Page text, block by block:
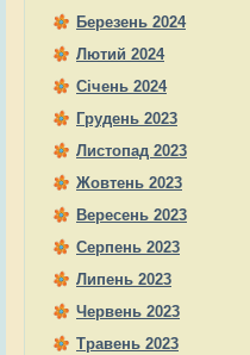
Березень 2024
Лютий 2024
Січень 2024
Грудень 2023
Листопад 2023
Жовтень 2023
Вересень 2023
Серпень 2023
Липень 2023
Червень 2023
Травень 2023